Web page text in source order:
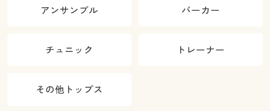
アンサンブル パーカー
チュニック トレーナー
その他トップス